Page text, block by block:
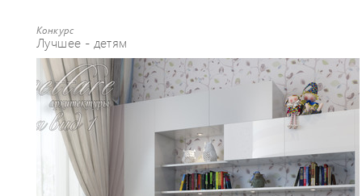
Конкурс
Лучшее - детям